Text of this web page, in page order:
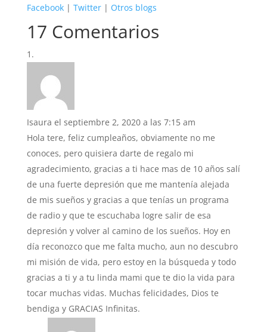
Facebook | Twitter| Otros blogs
17 Comentarios
Isaura el septiembre 2, 2020 a las 7:15 am
Hola tere, feliz cumpleaños, obviamente no me
conoces, pero quisiera darte de regalo mi
agradecimiento, gracias a ti hace mas de 10 años salí
de una fuerte depresión que me mantenía alejada
de mis sueños y gracias a que tenías un programa
de radio y que te escuchaba logre salir de esa
depresión y volver al camino de los sueños. Hoy en
día reconozco que me falta mucho, aun no descubro
mi misión de vida, pero estoy en la búsqueda y todo
gracias a ti y a tu linda mami que te dio la vida para
tocar muchas vidas. Muchas felicidades, Dios te
bendiga y GRACIAS Infinitas.